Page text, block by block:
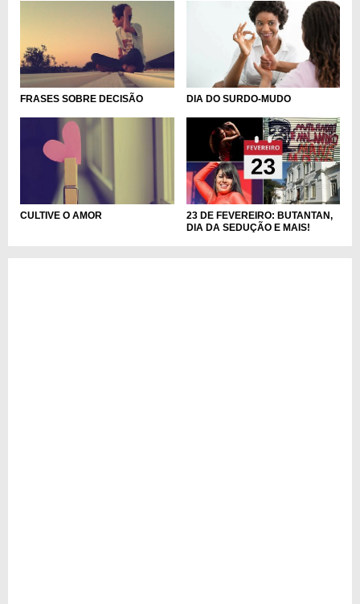
FRASES SOBRE DECISÃO DIA DO SURDO-MUDO
CULTIVE O AMOR
23 DE FEVEREIRO: BUTANTAN,
DIA DA SEDUÇÃO E MAIS!